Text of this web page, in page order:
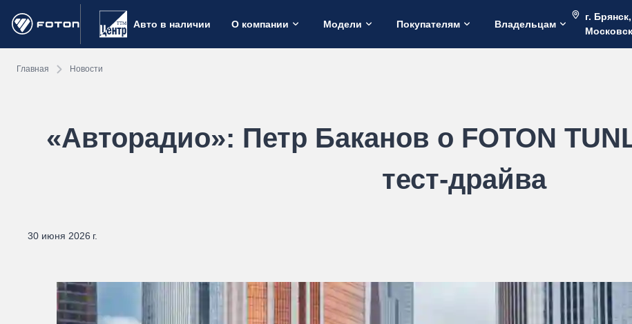
Авто в наличии О компании Модели Покупателям Владельцам
г.
Главная Новости
«Авторадио»: Петр Баканов о FOTON
тест-драйва
30 июня 2026 г.